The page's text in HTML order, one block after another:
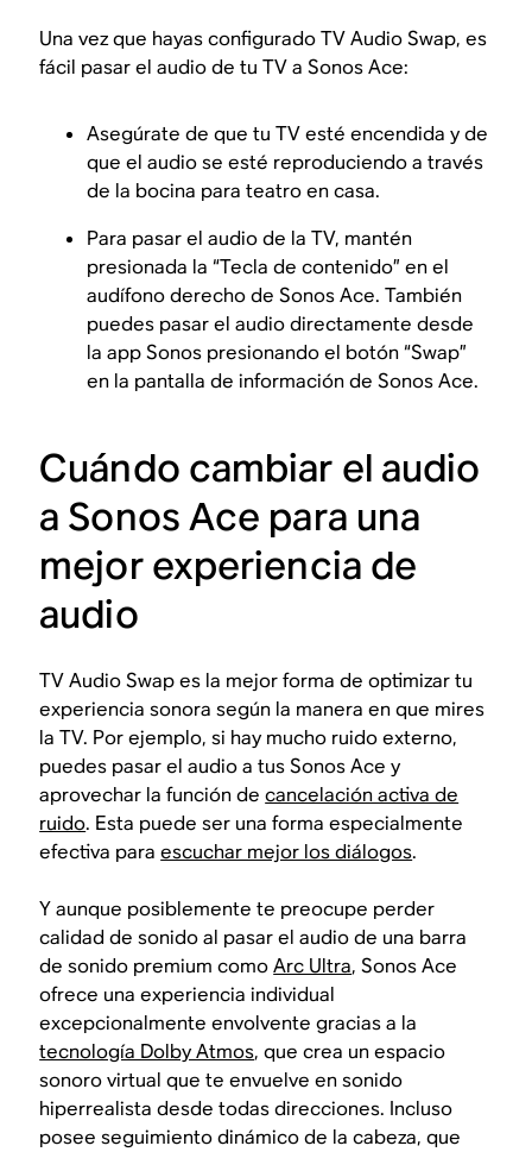
Una vez que hayas configurado TV Audio Swap, es
fácil pasar el audio de tu TV a Sonos Ace:
Asegúrate de que tu TV esté encendida y de
que el audio se esté reproduciendo a través
de la bocina para teatro en casa.
Para pasar el audio de la TV, mantén
presionada la “Tecla de contenido” en el
audífono derecho de Sonos Ace. También
puedes pasar el audio directamente desde
la app Sonos presionando el botón “Swap”
en la pantalla de información de Sonos Ace.
Cuándo cambiar el audio
a Sonos Ace para una
mejor experiencia de
audio
TV Audio Swap es la mejor forma de optimizar tu
experiencia sonora según la manera en que mires
la TV. Por ejemplo, si hay mucho ruido externo,
puedes pasar el audio a tus Sonos Ace y
aprovechar la función decancelación activa de
ruido. Esta puede ser una forma especialmente
efectiva paraescuchar mejor los diálogos.
Y aunque posiblemente te preocupe perder
calidad de sonido al pasar el audio de una barra
de sonido premium comoArc Ultra, Sonos Ace
ofrece una experiencia individual
excepcionalmente envolvente gracias a la
tecnología Dolby Atmos, que crea un espacio
sonoro virtual que te envuelve en sonido
hiperrealista desde todas direcciones. Incluso
posee seguimiento dinámico de la cabeza, que